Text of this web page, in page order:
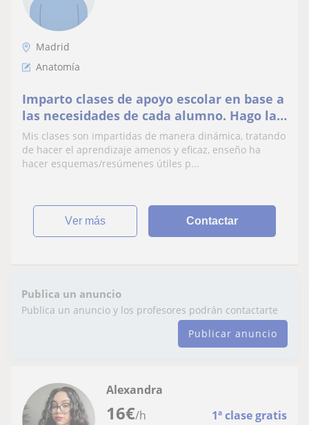
Madrid
Anatomía
Imparto clases de apoyo escolar en base a
las necesidades de cada alumno. Hago las
clases dinámicas y eficientes
Mis clases son impartidas de manera dinámica, tratando
de hacer el aprendizaje amenos y eficaz, enseño ha
hacer esquemas/resúmenes útiles p...
ver más Contactar
Publica un anuncio
Publica un anuncio y los profesores podrán contactarte
Publicar anuncio
16€/h 1ª clase gratis
Alexandra